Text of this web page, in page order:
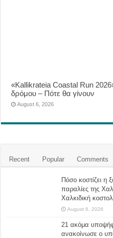
«Kallikrateia Coastal Run
δρόμου – Πότε θα γίνουν
August 6, 2026
Recent Popular Comments
Πόσο κοστίζει
παραλίες της
Χαλκιδική
August 6, 2026
21 ακόμα
ανακοίνωσε ο